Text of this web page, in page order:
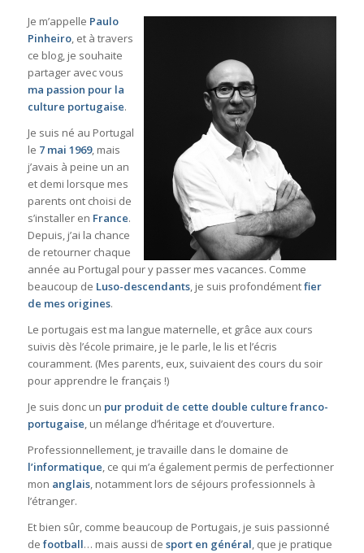
Je m’appelle Paulo
Pinheiro, et à travers
ce blog, je souhaite
partager avec vous
ma passion pour la
culture portugaise.
Je suis né au Portugal
le 7 mai 1969, mais
j’avais à peine un an
et demi lorsque mes
parents ont choisi de
s’installer en France.
Depuis, j’ai la chance
de retourner chaque
année au Portugal pour y passer mes vacances. Comme
beaucoup de Luso-descendants, je suis profondémentfier
de mes origines.
Le portugais est ma langue maternelle, et grâce aux cours
suivis dès l’école primaire, je le parle, le lis et l’écris
couramment. (Mes parents, eux, suivaient des cours du soir
pour apprendre le français !)
Je suis donc un pur produit de cette double culture franco-
portugaise, un mélange d’héritage et d’ouverture.
Professionnellement, je travaille dans le domaine de
l’informatique, ce qui m’a également permis de perfectionner
mon anglais, notamment lors de séjours professionnels à
l’étranger.
Et bien sûr, comme beaucoup de Portugais, je suis passionné
de football… mais aussi de sport en général, que je pratique